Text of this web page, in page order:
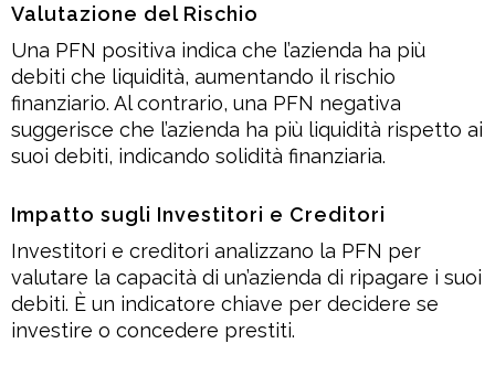
Valutazione del Rischio
Una PFN positiva indica che l’azienda ha più
debiti che liquidità, aumentando il rischio
finanziario. Al contrario, una PFN negativa
suggerisce che l’azienda ha più liquidità rispetto ai
suoi debiti, indicando solidità finanziaria.
Impatto sugli Investitori e Creditori
Investitori e creditori analizzano la PFN per
valutare la capacità di un’azienda di ripagare i suoi
debiti. È un indicatore chiave per decidere se
investire o concedere prestiti.